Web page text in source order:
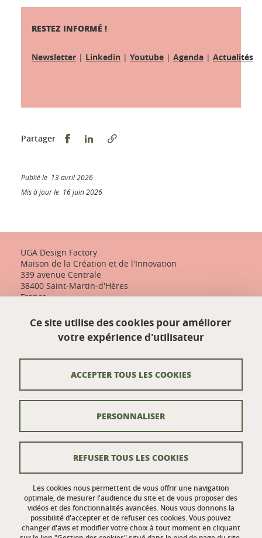
RESTEZ INFORMÉ !
Newsletter | Linkedin | Youtube | Agenda | Actualités
Partager Partager sur Facebook
Partager sur LinkedIn
Publié le 13 avril 2026
Mis à jour le 16 juin 2026
UGA Design Factory
Maison de la Création et de l'Innovation
339 avenue Centrale
38400 Saint-Martin-d'Hères
France
+33 (0)4 57 04 10 55
designfactory-contact@univ-grenoble-alpes.fr
Nos actualités
Contact
Venir à UGA Design Factory
Crédits
Mentions légales
Données personnelles
Gestion des cookies
Politique des cookies
Ce site utilise des cookies pour améliorer
votre expérience d'utilisateur
Les cookies nous permettent de vous offrir une navigation
optimale, de mesurer l'audience du site et de vous proposer des
vidéos et des fonctionnalités avancées. Nous vous donnons la
possibilité d'accepter et de refuser ces cookies. Vous pouvez
changer d'avis et modifier votre choix à tout moment en cliquant
ACCEPTER TOUS LES COOKIES
REFUSER TOUS LES COOKIES
PERSONNALISER